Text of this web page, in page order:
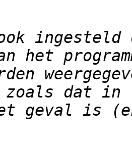
ingesteld
geval is